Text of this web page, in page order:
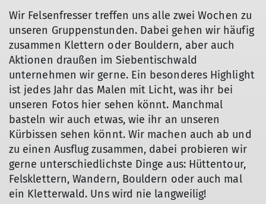
Wir Felsenfresser treffen uns alle zwei Wochen zu
unseren Gruppenstunden. Dabei gehen wir häufig
zusammen Klettern oder Bouldern, aber auch
Aktionen draußen im Siebentischwald
unternehmen wir gerne. Ein besonderes Highlight
ist jedes Jahr das Malen mit Licht, was ihr bei
unseren Fotos hier sehen könnt. Manchmal
basteln wir auch etwas, wie ihr an unseren
Kürbissen sehen könnt. Wir machen auch ab und
zu einen Ausflug zusammen, dabei probieren wir
gerne unterschiedlichste Dinge aus: Hüttentour,
Felsklettern, Wandern, Bouldern oder auch mal
ein Kletterwald. Uns wird nie langweilig!